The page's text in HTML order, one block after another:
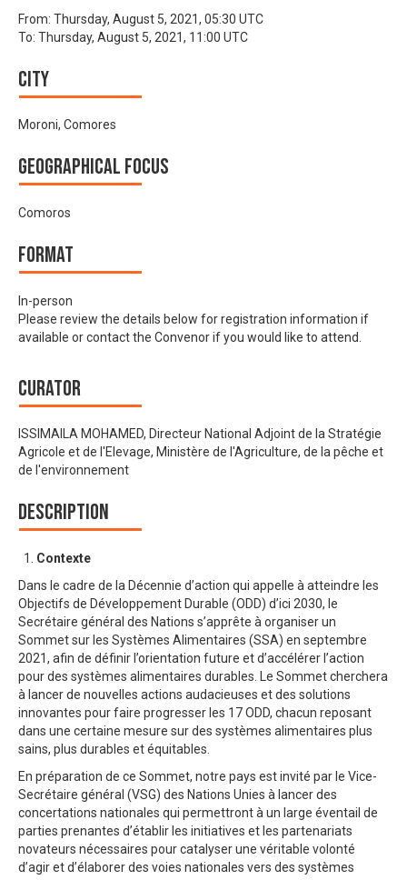
From: Thursday, August 5, 2021, 05:30 UTC
To: Thursday, August 5, 2021, 11:00 UTC
City
Moroni, Comores
Geographical focus
Comoros
Format
In-person
Please review the details below for registration information if
available or contact the Convenor if you would like to attend.
Curator
ISSIMAILA MOHAMED, Directeur National Adjoint de la Stratégie
Agricole et de l'Elevage, Ministère de l'Agriculture, de la pêche et
de l'environnement
Description
Contexte
Dans le cadre de la Décennie d’action qui appelle à atteindre les
Objectifs de Développement Durable (ODD) d’ici 2030, le
Secrétaire général des Nations s’apprête à organiser un
Sommet sur les Systèmes Alimentaires (SSA) en septembre
2021, afin de définir l’orientation future et d’accélérer l’action
pour des systèmes alimentaires durables. Le Sommet cherchera
à lancer de nouvelles actions audacieuses et des solutions
innovantes pour faire progresser les 17 ODD, chacun reposant
dans une certaine mesure sur des systèmes alimentaires plus
sains, plus durables et équitables.
En préparation de ce Sommet, notre pays est invité par le Vice-
Secrétaire général (VSG) des Nations Unies à lancer des
concertations nationales qui permettront à un large éventail de
parties prenantes d’établir les initiatives et les partenariats
novateurs nécessaires pour catalyser une véritable volonté
d’agir et d’élaborer des voies nationales vers des systèmes